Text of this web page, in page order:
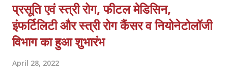
प्रसूति एवं स्त्री रोग, फीटल मेडिसिन,
इंफर्टिलिटी और स्त्री रोग कैंसर व नियोनेटोलॉजी
विभाग का हुआ शुभारंभ
April 28, 2022